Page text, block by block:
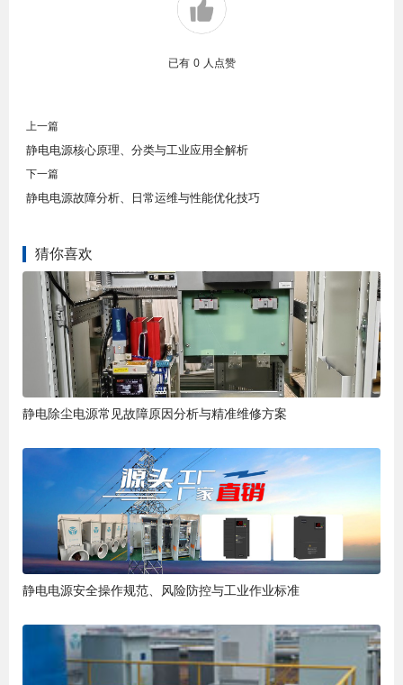
已有 0 人点赞
上一篇
静电电源核心原理、分类与工业应用全解析
下一篇
静电电源故障分析、日常运维与性能优化技巧
猜你喜欢
静电除尘电源常见故障原因分析与精准维修方案
静电电源安全操作规范、风险防控与工业作业标准